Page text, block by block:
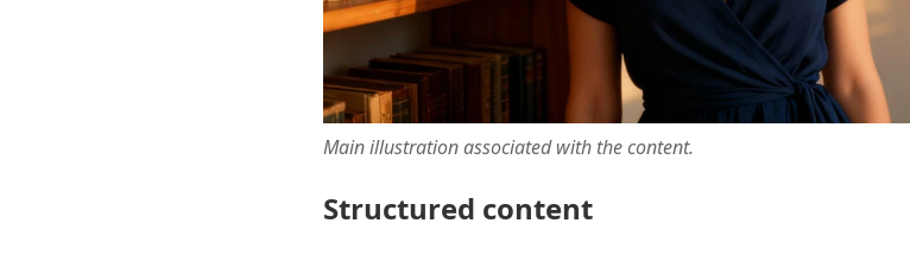
Main illustration associated with the content.
Structured content